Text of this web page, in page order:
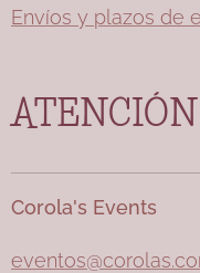
Envíos y plazos de
Corola's Events